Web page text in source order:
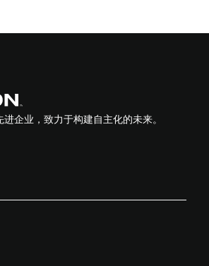
企业，致力于构建自主化的未来。